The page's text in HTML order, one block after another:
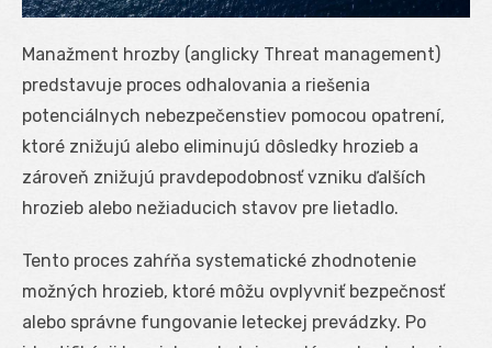
Manažment hrozby (anglicky Threat management)
predstavuje proces odhalovania a riešenia
potenciálnych nebezpečenstiev pomocou opatrení,
ktoré znižujú alebo eliminujú dôsledky hrozieb a
zároveň znižujú pravdepodobnosť vzniku ďalších
hrozieb alebo nežiaducich stavov pre lietadlo.
Tento proces zahŕňa systematické zhodnotenie
možných hrozieb, ktoré môžu ovplyvniť bezpečnosť
alebo správne fungovanie leteckej prevádzky. Po